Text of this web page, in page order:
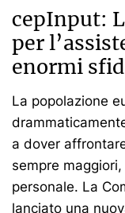
cepInput:
per
enormi
La popolazione
a dover
sempre
personale. La
lanciato una